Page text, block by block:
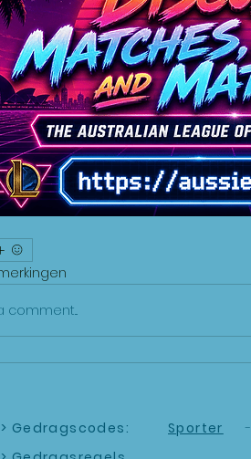
comment...
> Gedragscodes: Sporter -